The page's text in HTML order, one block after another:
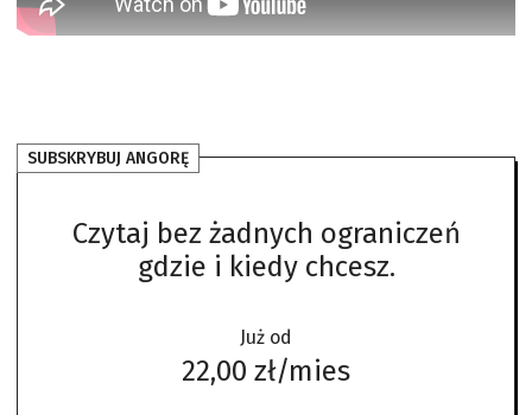
SUBSKRYBUJ ANGORĘ
Czytaj bez żadnych ograniczeń
gdzie i kiedy chcesz.
Już od
22,00 zł/mies